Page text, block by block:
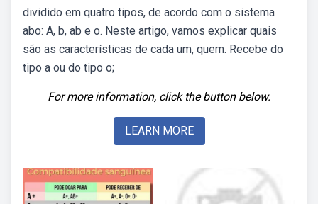
dividido em quatro tipos, de acordo com o sistema
abo: A, b, ab e o. Neste artigo, vamos explicar quais
são as características de cada um, quem. Recebe do
tipo a ou do tipo o;
For more information, click the button below.
LEARN MORE